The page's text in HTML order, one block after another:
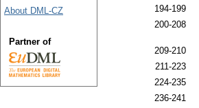
194-199
200-208
209-210
211-223
224-235
236-241
About DML-CZ
Partner of